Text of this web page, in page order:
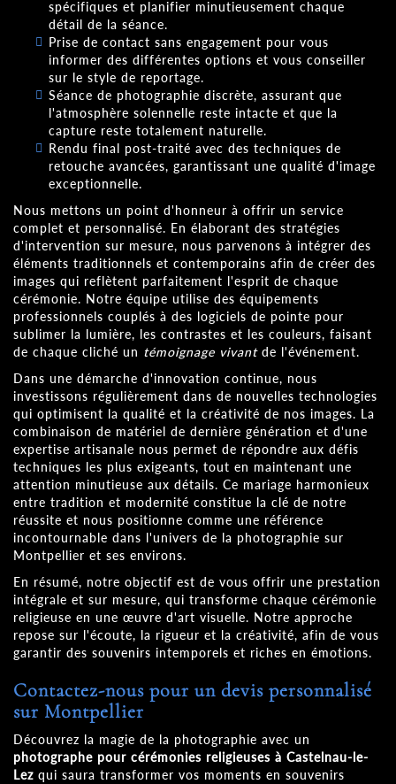
spécifiques et planifier minutieusement chaque
détail de la séance.
Prise de contact sans engagement pour vous
informer des différentes options et vous conseiller
sur le style de reportage.
Séance de photographie discrète, assurant que
l'atmosphère solennelle reste intacte et que la
capture reste totalement naturelle.
Rendu final post-traité avec des techniques de
retouche avancées, garantissant une qualité d'image
exceptionnelle.
Nous mettons un point d'honneur à offrir un service
complet et personnalisé. En élaborant des stratégies
d'intervention sur mesure, nous parvenons à intégrer des
éléments traditionnels et contemporains afin de créer des
images qui reflètent parfaitement l'esprit de chaque
cérémonie. Notre équipe utilise des équipements
professionnels couplés à des logiciels de pointe pour
sublimer la lumière, les contrastes et les couleurs, faisant
de chaque cliché un témoignage vivantde l'événement.
Dans une démarche d'innovation continue, nous
investissons régulièrement dans de nouvelles technologies
qui optimisent la qualité et la créativité de nos images. La
combinaison de matériel de dernière génération et d'une
expertise artisanale nous permet de répondre aux défis
techniques les plus exigeants, tout en maintenant une
attention minutieuse aux détails. Ce mariage harmonieux
entre tradition et modernité constitue la clé de notre
réussite et nous positionne comme une référence
incontournable dans l'univers de la photographie sur
Montpellier et ses environs.
En résumé, notre objectif est de vous offrir une prestation
intégrale et sur mesure, qui transforme chaque cérémonie
religieuse en une œuvre d'art visuelle. Notre approche
repose sur l'écoute, la rigueur et la créativité, afin de vous
garantir des souvenirs intemporels et riches en émotions.
Contactez-nous pour un devis personnalisé
sur Montpellier
Découvrez la magie de la photographie avec un
photographe pour cérémonies religieuses à Castelnau-le-
Lez qui saura transformer vos moments en souvenirs